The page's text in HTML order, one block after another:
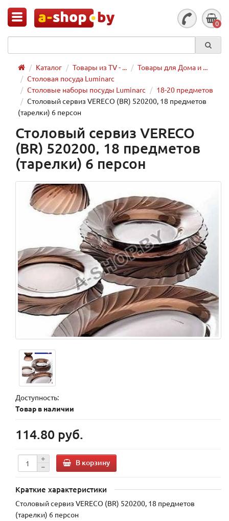
0
Каталог Товары из TV - ...
Товары для Дома и ...
Столовая посуда Luminarc
Столовые наборы посуды Luminarc
18-20 предметов
Столовый сервиз VERECO (BR) 520200, 18 предметов
(тарелки) 6 персон
Столовый сервиз VERECO
(BR) 520200, 18 предметов
(тарелки) 6 персон
Доступность:
Товар в наличии
114.80 руб.
В корзину
Краткие характеристики
Столовый сервиз VERECO (BR) 520200, 18 предметов
(тарелки) 6 персон